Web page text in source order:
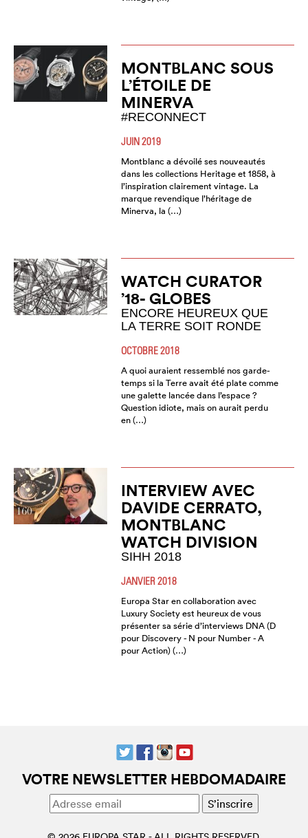
MONTBLANC SOUS
L’ÉTOILE DE
MINERVA
#RECONNECT
JUIN 2019
Montblanc a dévoilé ses nouveautés
dans les collections Heritage et 1858, à
l’inspiration clairement vintage. La
marque revendique l’héritage de
Minerva, la (…)
WATCH CURATOR
’18- GLOBES
ENCORE HEUREUX QUE
LA TERRE SOIT RONDE
OCTOBRE 2018
A quoi auraient ressemblé nos garde-
temps si la Terre avait été plate comme
une galette lancée dans l’espace ?
Question idiote, mais on aurait perdu
en (…)
INTERVIEW AVEC
DAVIDE CERRATO,
MONTBLANC
WATCH DIVISION
SIHH 2018
JANVIER 2018
Europa Star en collaboration avec
Luxury Society est heureux de vous
présenter sa série d’interviews DNA (D
pour Discovery - N pour Number - A
pour Action) (…)
VOTRE NEWSLETTER HEBDOMADAIRE